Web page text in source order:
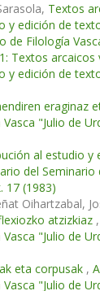
Textos
y edición de
de Filología
Textos arcaicos
y edición de
eraginaz
"Julio de
al estudio y
del Seminario
17 (1983)
Oihartzabal,
atzizkiaz ,
"Julio de
eta corpusak ,
"Julio de